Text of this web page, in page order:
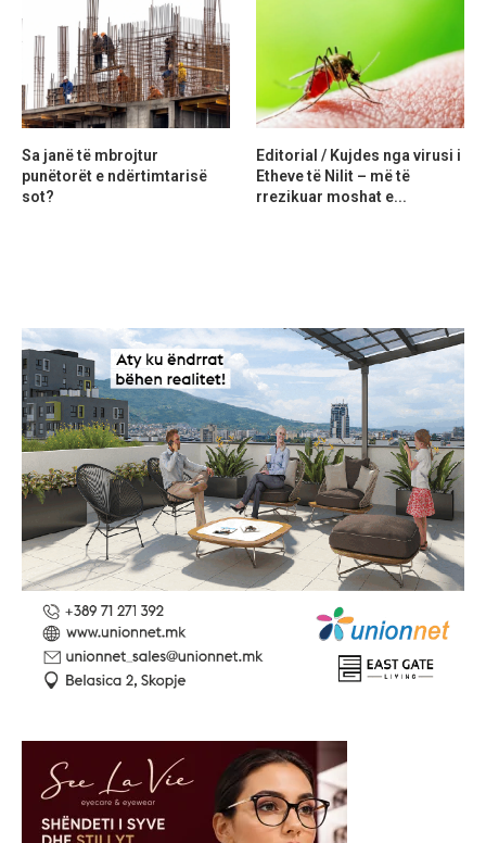
Sa janë të mbrojtur
punëtorët e ndërtimtarisë
sot?
Editorial / Kujdes nga virusi i
Etheve të Nilit – më të
rrezikuar moshat e...